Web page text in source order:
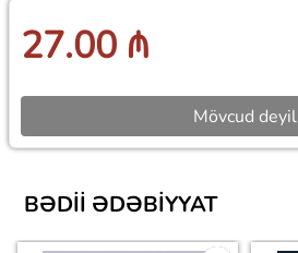
27.00 ₼
Mövcud deyil
BƏDII ƏDƏBIYYAT